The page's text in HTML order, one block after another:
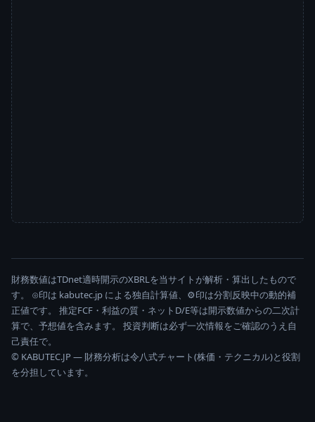
財務数値はTDnet適時開示のXBRLを当サイトが解析・算出したもので
す。 ⊙印は kabutec.jp による独自計算値、⚙印は分割反映中の動的補
正値です。 推定FCF・利益の質・ネットD/E等は開示数値からの二次計
算で、予想値を含みます。 投資判断は必ず一次情報をご確認のうえ自
己責任で。
© KABUTEC.JP — 財務分析は令八式チャート(株価・テクニカル)と役割
を分担しています。